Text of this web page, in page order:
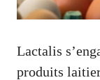
Lactalis
produits